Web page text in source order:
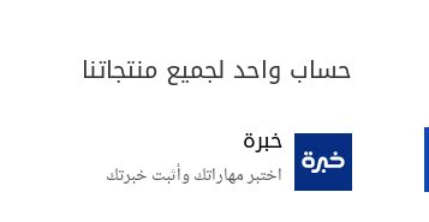
حساب واحد لجميع منتجاتنا
خبرة
اختبر مهاراتك وأثبت خبرتك